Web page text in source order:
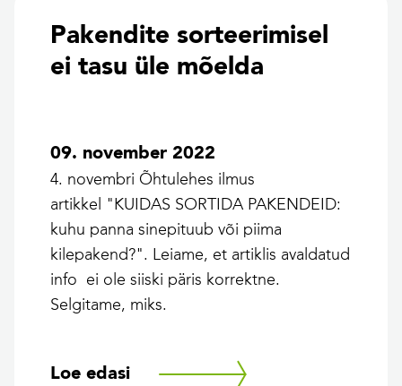
Pakendite sorteerimisel
ei tasu üle mõelda
09. november 2022
4. novembri Õhtulehes ilmus
artikkel "KUIDAS SORTIDA PAKENDEID:
kuhu panna sinepituub või piima
kilepakend?". Leiame, et artiklis avaldatud
info ei ole siiski päris korrektne.
Selgitame, miks.
Loe edasi